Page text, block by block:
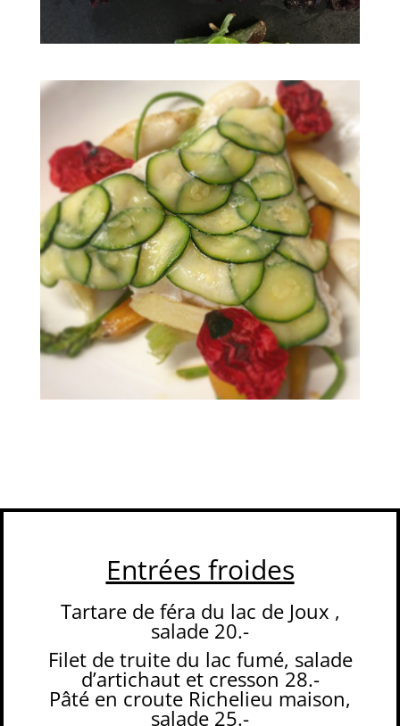
Entrées froides
Tartare de féra du lac de Joux ,
salade 20.-
Filet de truite du lac fumé, salade
d’artichaut et cresson 28.-
Pâté en croute Richelieu maison,
salade 25.-